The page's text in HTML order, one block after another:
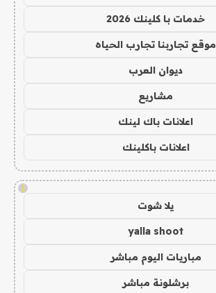
خدمات با كلينك 2026
موقع تجاربنا تجارب الحياه
ديوان العرب
مشاريع
اعلانات باك لينك
اعلانات باكلينك
!
يلا شوت
yalla shoot
مباريات اليوم مباشر
برشلونة مباشر